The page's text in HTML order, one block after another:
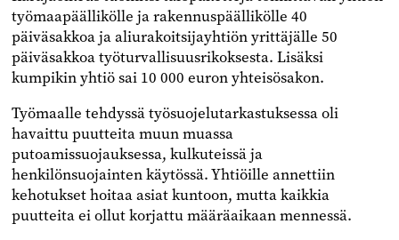
työmaapäällikölle ja rakennuspäällikölle 40
päiväsakkoa ja aliurakoitsijayhtiön yrittäjälle 50
päiväsakkoa työturvallisuusrikoksesta. Lisäksi
kumpikin yhtiö sai 10 000 euron yhteisösakon.
Työmaalle tehdyssä työsuojelutarkastuksessa oli
havaittu puutteita muun muassa
putoamissuojauksessa, kulkuteissä ja
henkilönsuojainten käytössä. Yhtiöille annettiin
kehotukset hoitaa asiat kuntoon, mutta kaikkia
puutteita ei ollut korjattu määräaikaan mennessä.